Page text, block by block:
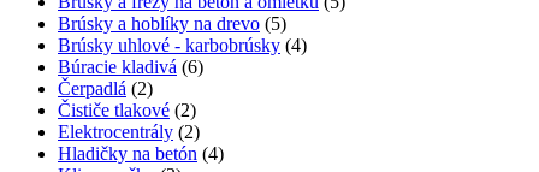
Brúsky a hoblíky na drevo (5)
Brúsky uhlové - karbobrúsky (4)
Búracie kladivá (6)
Čerpadlá (2)
Čističe tlakové (2)
Elektrocentrály (2)
Hladičky na betón (4)